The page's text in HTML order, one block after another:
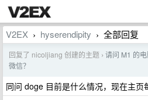
V2EX › hyserendipity › 全部回复
回复了 nicoljiang 创建的主题 › 请问 M1 的
微信？
同问 doge 目前是什么情况，现在主页